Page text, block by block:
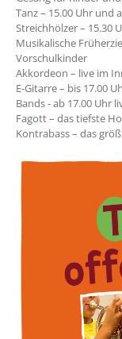
Tanz – 15.00 Uhr und
Streichhölzer – 15.30
Musikalische
Vorschulkinder
Akkordeon – live im
E-Gitarre – bis 17.00
Bands - ab 17.00 Uhr
Fagott – das tiefste
Kontrabass – das